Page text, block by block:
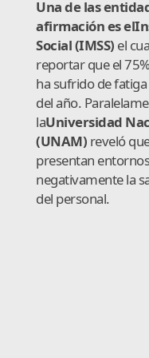
Una de las
afirmación es el
Social (IMSS) el
reportar que el
ha sufrido de
del año.
laUniversidad
(UNAM) reveló
presentan
negativamente la
del personal.